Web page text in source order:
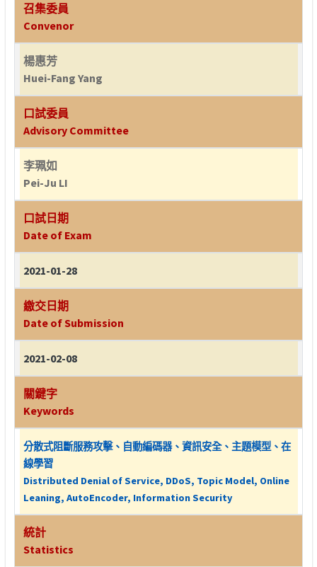
召集委員
Convenor
楊惠芳
Huei-Fang Yang
口試委員
Advisory Committee
李珮如
Pei-Ju LI
口試日期
Date of Exam
2021-01-28
繳交日期
Date of Submission
2021-02-08
關鍵字
Keywords
分散式阻斷服務攻擊、自動編碼器、資訊安全、主題模型、在
線學習
Distributed Denial of Service, DDoS, Topic Model, Online
Leaning, AutoEncoder, Information Security
統計
Statistics